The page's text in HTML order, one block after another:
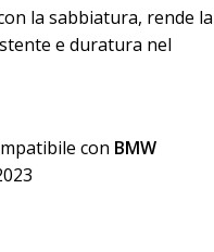
la sabbiatura, rende la
e duratura nel
con BMW